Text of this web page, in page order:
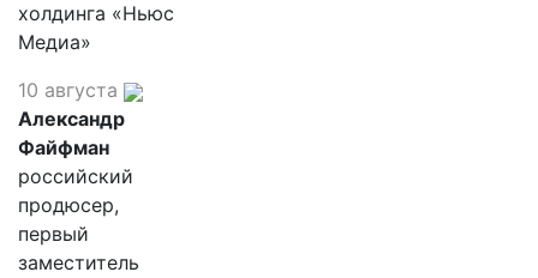
холдинга «Ньюс
Медиа»
10 августа
Александр
Файфман
российский
продюсер,
первый
заместитель